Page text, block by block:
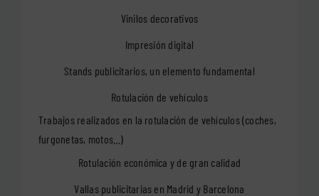
Vinilos decorativos
Impresión digital
Stands publicitarios, un elemento fundamental
Rotulación de vehículos
Trabajos realizados en la rotulación de vehículos (coches,
furgonetas, motos…)
Rotulación económica y de gran calidad
Vallas publicitarias en Madrid y Barcelona